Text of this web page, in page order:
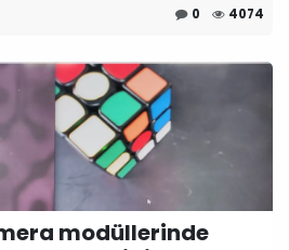
0 4074
modüllerinde